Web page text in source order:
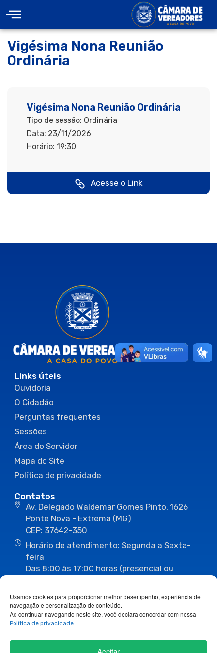
Usamos cookies para proporcionar melhor desempenho, experiência de
navegação e personalização de conteúdo.
Ao continuar navegando neste site, você declara concordar com nossa
Política de privacidade
Aceitar
Vigésima Nona Reunião
Ordinária
Vigésima Nona Reunião Ordinária
Tipo de sessão: Ordinária
Data: 23/11/2026
Horário: 19:30
Acesse o Link
Links úteis
Ouvidoria
O Cidadão
Perguntas frequentes
Sessões
Área do Servidor
Mapa do Site
Política de privacidade
Contatos
Av. Delegado Waldemar Gomes Pinto, 1626
Ponte Nova - Extrema (MG)
CEP: 37642-350
Horário de atendimento: Segunda a Sexta-
feira
Das 8:00 às 17:00 horas (presencial ou
(35) 3435-1112 (35) 3435-3063
ouvidoria@camaraextrema.mg.gov.br
imprensa@camaraextrema.mg.gov.br
Siga-nos: